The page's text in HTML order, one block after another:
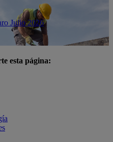
Julio 2026
esta página: